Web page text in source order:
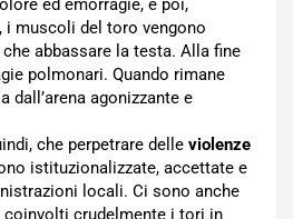
ed emorragie, e poi,
i muscoli del toro vengono
abbassare la testa. Alla fine
polmonari. Quando rimane
dall’arena agonizzante e
che perpetrare delle violenze
istituzionalizzate, accettate e
locali. Ci sono anche
crudelmente i tori in